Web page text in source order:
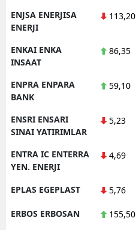
ENJSA ENERJISA
ENERJI
113,20
ENKAI ENKA
INSAAT
86,35
ENPRA ENPARA
BANK
59,10
ENSRI ENSARI
SINAI YATIRIMLAR
5,23
ENTRA IC ENTERRA
YEN. ENERJI
4,69
EPLAS EGEPLAST 5,76
ERBOS ERBOSAN 155,50